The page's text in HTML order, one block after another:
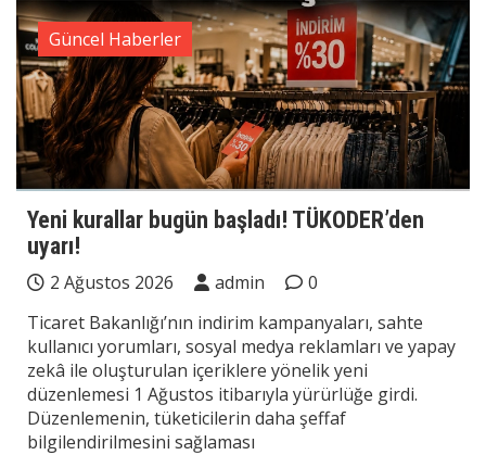
Güncel Haberler
Yeni kurallar bugün başladı! TÜKODER’den
uyarı!
2 Ağustos 2026 admin
0
Ticaret Bakanlığı’nın indirim kampanyaları, sahte
kullanıcı yorumları, sosyal medya reklamları ve yapay
zekâ ile oluşturulan içeriklere yönelik yeni
düzenlemesi 1 Ağustos itibarıyla yürürlüğe girdi.
Düzenlemenin, tüketicilerin daha şeffaf
bilgilendirilmesini sağlaması